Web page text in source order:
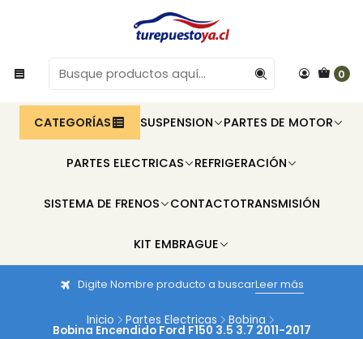
0
CATEGORÍAS SUSPENSION PARTES DE MOTOR
PARTES ELECTRICAS REFRIGERACIÓN
SISTEMA DE FRENOS CONTACTOTRANSMISIÓN
KIT EMBRAGUE
Digite Nombre producto a buscarLeer más
Inicio Partes Electricas Bobina
Bobina Encendido Ford F150 3.5 3.7 2011-2017